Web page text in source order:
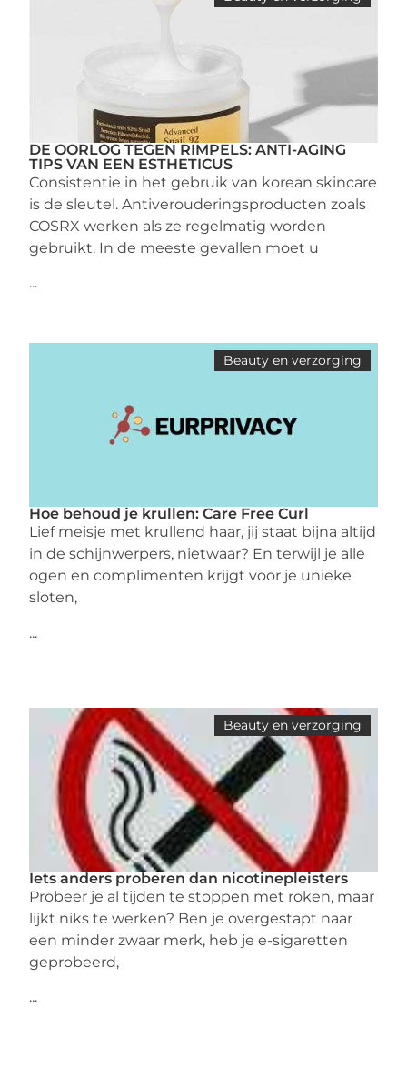
DE OORLOG TEGEN RIMPELS: ANTI-AGING
TIPS VAN EEN ESTHETICUS
Consistentie in het gebruik van korean skincare
is de sleutel. Antiverouderingsproducten zoals
COSRX werken als ze regelmatig worden
gebruikt. In de meeste gevallen moet u
...
Beauty en verzorging
Hoe behoud je krullen: Care Free Curl
Lief meisje met krullend haar, jij staat bijna altijd
in de schijnwerpers, nietwaar? En terwijl je alle
ogen en complimenten krijgt voor je unieke
sloten,
...
Beauty en verzorging
Iets anders proberen dan nicotinepleisters
Probeer je al tijden te stoppen met roken, maar
lijkt niks te werken? Ben je overgestapt naar
een minder zwaar merk, heb je e-sigaretten
geprobeerd,
...